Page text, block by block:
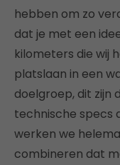
hebben om zo
dat je met een
kilometers die wij
platslaan in een
doelgroep, dit zijn
technische specs
werken we
combineren dat